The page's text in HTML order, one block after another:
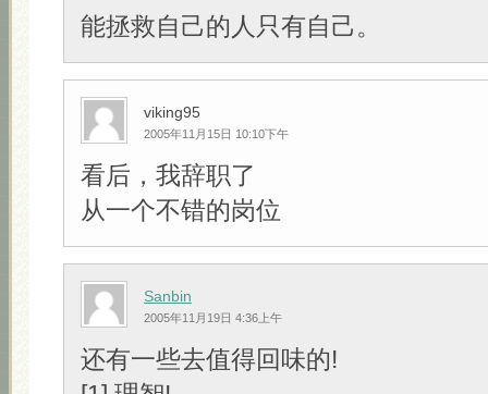
能拯救自己的人只有自己。
viking95
2005年11月15日 10:10下午
看后，我辞职了
从一个不错的岗位
Sanbin
2005年11月19日 4:36上午
还有一些去值得回味的!